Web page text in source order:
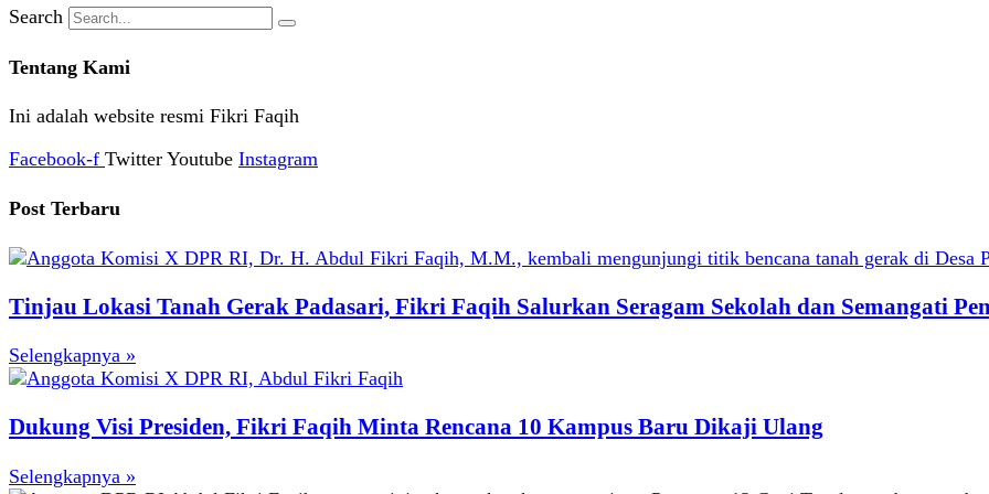
Search
Tentang Kami
Ini adalah website resmi Fikri Faqih
Facebook-f Twitter Youtube Instagram
Post Terbaru
Tinjau Lokasi Tanah Gerak Padasari, Fikri Faqih Salurkan Seragam Sekolah dan Semangati
Selengkapnya »
Dukung Visi Presiden, Fikri Faqih Minta Rencana 10 Kampus Baru Dikaji Ulang
Selengkapnya »